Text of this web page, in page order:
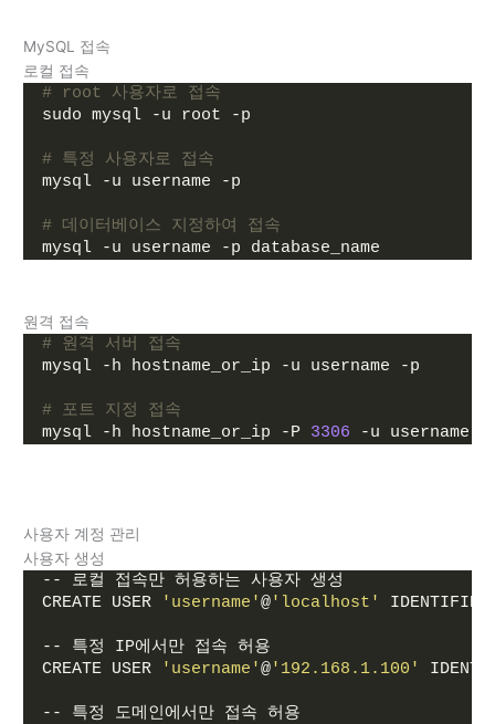
MySQL 접속
로컬 접속
# root 사용자로 접속
sudo mysql -u root -p
# 특정 사용자로 접속
mysql -u username -p
# 데이터베이스 지정하여 접속
mysql -u username -p database_name
원격 접속
# 원격 서버 접속
mysql -h hostname_or_ip -u username -p
# 포트 지정 접속
mysql -h hostname_or_ip -P 3306 -u username -
사용자 계정 관리
사용자 생성
-- 로컬 접속만 허용하는 사용자 생성
CREATE USER
'username'@'localhost'
-- 특정 IP에서만 접속 허용
CREATE USER
'username'@'192.168.1.100'
-- 특정 도메인에서만 접속 허용